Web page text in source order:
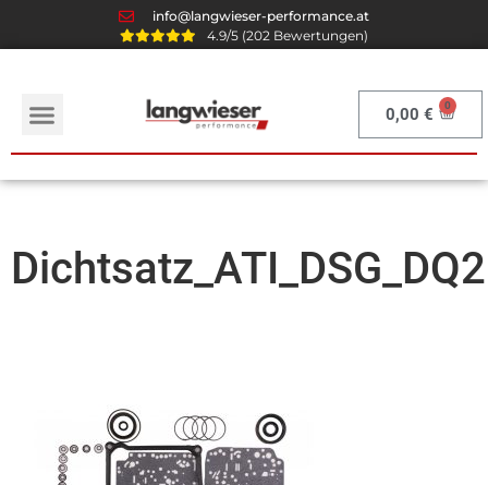
info@langwieser-performance.at
4.9/5 (202 Bewertungen)
0,00€